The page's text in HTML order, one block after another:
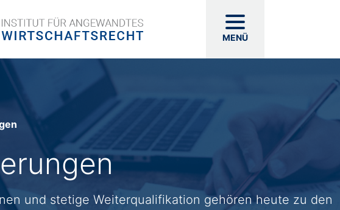
MENÜ
und stetige Weiterqualifikation gehören heute zu den